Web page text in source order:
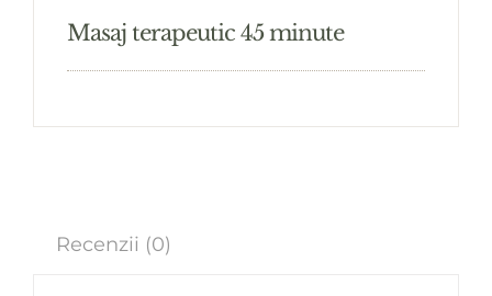
Masaj terapeutic 45 minute
Recenzii (0)